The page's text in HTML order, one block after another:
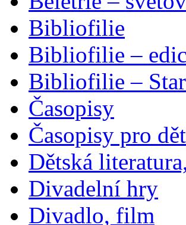
Bibliofilie
Bibliofilie –
Bibliofilie –
Časopisy
Časopisy pro
Dětská
Divadelní hry
Divadlo, film